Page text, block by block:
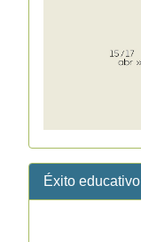
Éxito educativo